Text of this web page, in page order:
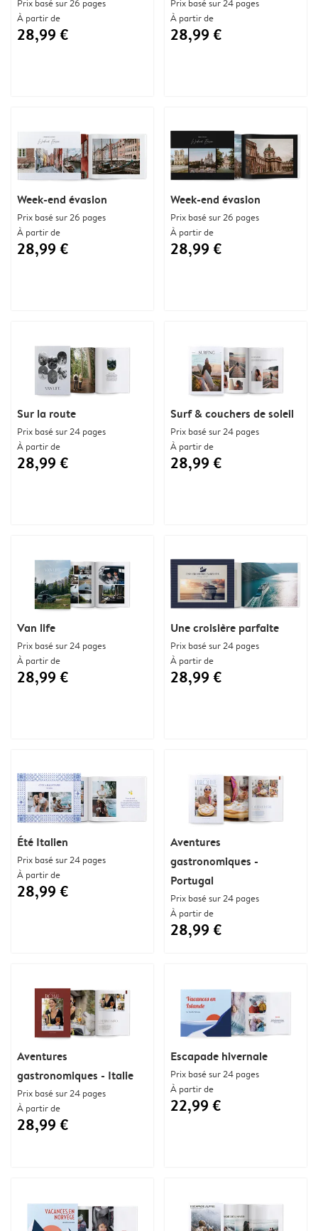
Surf & couchers de soleil
Prix basé sur 24 pages
À partir de
28,99 €
Van life
Prix basé sur 24 pages
À partir de
28,99 €
Week-end évasion
Prix basé sur 26 pages
À partir de
28,99 €
Prix basé sur 24 pages
À partir de
28,99 €
Sur la route
Prix basé sur 24 pages
À partir de
28,99 €
Aventures
gastronomiques -
Portugal
Prix basé sur 24 pages
À partir de
28,99 €
Été Italien
Prix basé sur 24 pages
À partir de
28,99 €
Week-end évasion
Prix basé sur 26 pages
À partir de
28,99 €
Aventures
gastronomiques - Italie
Prix basé sur 24 pages
À partir de
28,99 €
Prix basé sur 26 pages
À partir de
28,99 €
Une croisière parfaite
Prix basé sur 24 pages
À partir de
28,99 €
Escapade hivernale
Prix basé sur 24 pages
À partir de
22,99 €